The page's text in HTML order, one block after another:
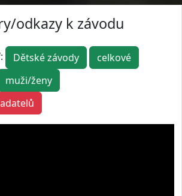
odkazy k závodu
Dětské závody
celkové
muži/ženy